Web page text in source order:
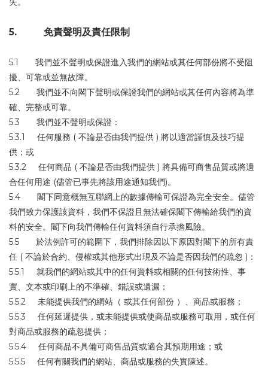
5. 免責聲明及責任限制
5.1 我們並不聲明或保證進入我們的網站或其任何部份將不受阻
擾、可靠或並無故障。
5.2 我們並不向閣下聲明或保證我們的網站或其任何內容將為準
確、完整或可靠。
5.3 我們並不聲明或保證：
5.3.1 任何服務 ( 不論是否由我們提供 ) 將以適當謹慎及技巧提
供；或
5.3.2 任何商品 ( 不論是否由我們提供 ) 將具備可商售品質或將適
合任何用途 (儘管已事先將該用途通知我們)。
5.4 閣下同意概無互聯網上的數據傳輸可保證為完全安全。儘管
我們致力保護該資料，我們不保證且無法確保閣下傳輸給我們的資
料的安全。閣下向我們傳輸任何資料須自行承擔風險。
5.5 於法例許可的範圍下，我們排除因以下原因對閣下的所有責
任 ( 不論於合約、侵權或其他形式出現及不論是否因我們的疏忽 )：
5.5.1 就我們的網站或其中的任何資料或相關的任何技術性、事
實、文本或印刷上的不準確、錯誤或遺漏；
5.5.2 未能提供我們的網站（ 或其任何部份 ）、商品或服務；
5.5.3 任何延遲提供，或未能提供或使商品或服務可取用，或任何
對商品或服務的疏忽提供；
5.5.4 任何商品不具備可商售品質或適合其預期用途；或
5.5.5 任何有關我們的網站、商品或服務的失實陳述。